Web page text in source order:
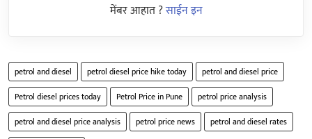
मेंबर आहात ?साईन इन
petrol and diesel petrol diesel price hike today
petrol and diesel price
Petrol diesel prices today
Petrol Price in Pune
petrol price analysis
petrol and diesel price analysis
petrol price news petrol and diesel rates